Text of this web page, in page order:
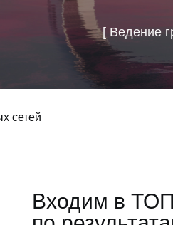
[ Ведение
сетей
Входим в